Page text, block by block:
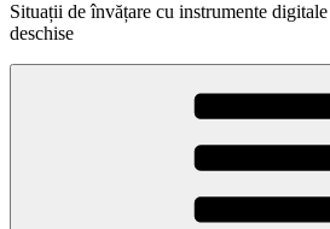
Situații de învățare cu instrumente
deschise